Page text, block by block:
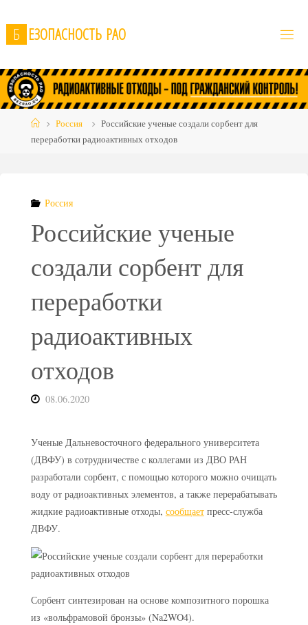
to
content
Б ЕЗОПАСНОСТЬ РАО
HomeРоссия
Российские ученые создали сорбент для
переработки радиоактивных отходов
Россия
Российские ученые
создали сорбент для
переработки
радиоактивных
отходов
08.06.2020
Ученые Дальневосточного федерального университета
(ДВФУ) в сотрудничестве с коллегами из ДВО РАН
разработали сорбент, с помощью которого можно очищать
воду от радиоактивных элементов, а также перерабатывать
жидкие радиоактивные отходы, сообщаетпресс-служба
ДВФУ.
Сорбент синтезирован на основе композитного порошка
из «вольфрамовой бронзы» (Na2WO4).